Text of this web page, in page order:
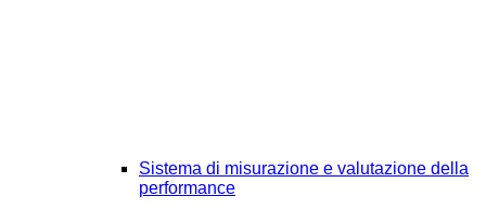
Sistema di misurazione e valutazione della
performance